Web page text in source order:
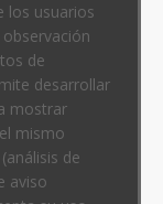
los usuarios
de
desarrollar
mostrar
mismo
de
aviso